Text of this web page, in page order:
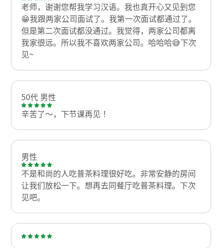
老师，谢谢您帮我学习汉语。我也真开心又见到您
😁我跟两家公司面试了。我第一次面试都通过了。
但是第二次面试都没通过。我觉得，两家公司都离
我家很远。所以我不喜欢两家公司。哈哈哈😅下次
见~
50代 男性
辛苦了～，下节课再见！
男性
不是和尚的人吃普茶料理很好吃。非常安静的房间
让我们放松一下。想再去同餐厅吃普茶料理。下次
见吧。